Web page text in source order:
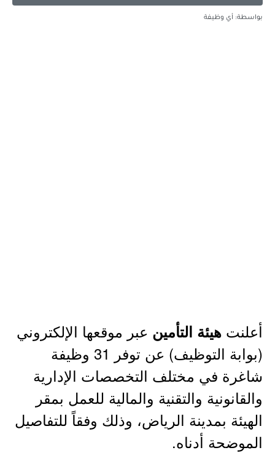
بواسطة: أي وظيفة
أعلنت هيئة التأمين عبر موقعها الإلكتروني
(بوابة التوظيف) عن توفر 31 وظيفة
شاغرة في مختلف التخصصات الإدارية
والقانونية والتقنية والمالية للعمل بمقر
الهيئة بمدينة الرياض، وذلك وفقاً للتفاصيل
الموضحة أدناه.